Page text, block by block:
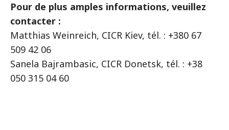
Pour de plus amples informations, veuillez
contacter :
Matthias Weinreich, CICR Kiev, tél. : +380 67
509 42 06
Sanela Bajrambasic, CICR Donetsk, tél. : +38
050 315 04 60